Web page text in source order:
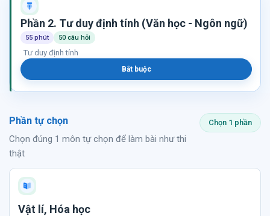
Phần 2. Tư duy định tính (Văn học - Ngôn ngữ)
55 phút 50 câu hỏi
Tư duy định tính
Bắt buộc
Phần tự chọn
Chọn đúng 1 môn tự chọn để làm bài như thi
thật
Chọn 1 phần
Vật lí, Hóa học